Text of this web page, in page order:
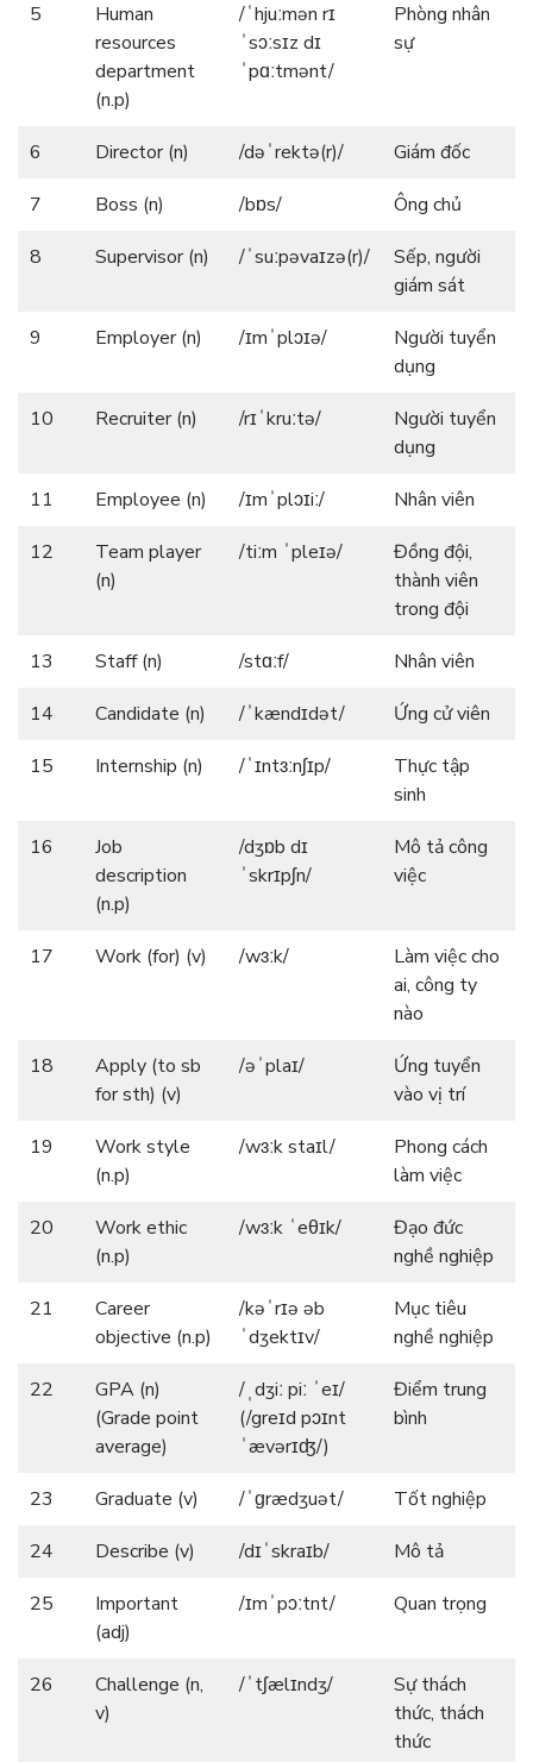
5
Human
resources
department
(n.p)
/ˈhjuːmən rɪ
ˈsɔːsɪz dɪ
ˈpɑːtmənt/
Phòng nhân
sự
6 Director (n) /dəˈrektə(r)/
Giám đốc
7
Boss (n) /bɒs/
Ông chủ
8
Supervisor (n) /ˈsuːpəvaɪzə(r)/
Sếp, người
giám sát
9
Employer (n) /ɪmˈplɔɪə/
Người tuyển
dụng
10
Recruiter (n) /rɪˈkruːtə/
Người tuyển
dụng
11
Employee (n) /ɪmˈplɔɪiː/
Nhân viên
12
Team player
(n)
/tiːm ˈpleɪə/
Đồng đội,
thành viên
trong đội
13
Staff (n) /stɑːf/
Nhân viên
14
Candidate (n) /ˈkændɪdət/
Ứng cử viên
15
Internship (n) /ˈɪntɜːnʃɪp/
Thực tập
sinh
16
Job
description
(n.p)
/dʒɒb dɪ
ˈskrɪpʃn/
Mô tả công
việc
17 Work (for) (v) /wɜːk/
Làm việc cho
ai, công ty
nào
18
Apply (to sb
for sth) (v)
/əˈplaɪ/
Ứng tuyển
vào vị trí
19
Work style
(n.p)
/wɜːk staɪl/
Phong cách
làm việc
20
Work ethic
(n.p)
/wɜːk ˈeθɪk/
Đạo đức
nghề nghiệp
21
Career
objective (n.p)
/kəˈrɪə əb
ˈdʒektɪv/
Mục tiêu
nghề nghiệp
22
GPA (n)
(Grade point
average)
/ˌdʒiː piː ˈeɪ/
(/greɪd pɔɪnt
ˈævərɪʤ/)
Điểm trung
bình
23 Graduate (v) /ˈɡrædʒuət/
Tốt nghiệp
24
Describe (v) /dɪˈskraɪb/
Mô tả
25
Important
(adj)
/ɪmˈpɔːtnt/ Quan trọng
26
Challenge (n,
v)
/ˈtʃælɪndʒ/
Sự thách
thức, thách
thức